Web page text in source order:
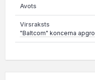
"Baltcom" koncerna